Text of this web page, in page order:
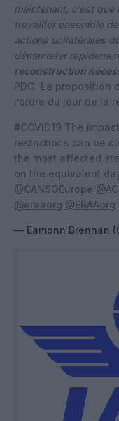
maintenant, c’est
travailler ensemble
actions unilatérales
démanteler
reconstruction
PDG. La proposition
l’ordre du jour de la
#COVID19 The
restrictions can be
the most affected
on the equivalent
@CANSOEurope
@eraaorg @EBAAorg
— Eamonn Brennan